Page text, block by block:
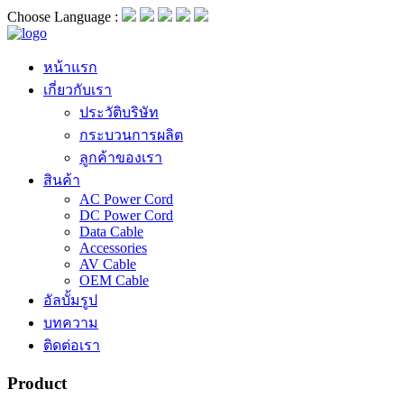
Choose Language :
หน้าแรก
เกี่ยวกับเรา
ประวัติบริษัท
กระบวนการผลิต
ลูกค้าของเรา
สินค้า
AC Power Cord
DC Power Cord
Data Cable
Accessories
AV Cable
OEM Cable
อัลบั้มรูป
บทความ
ติดต่อเรา
Product